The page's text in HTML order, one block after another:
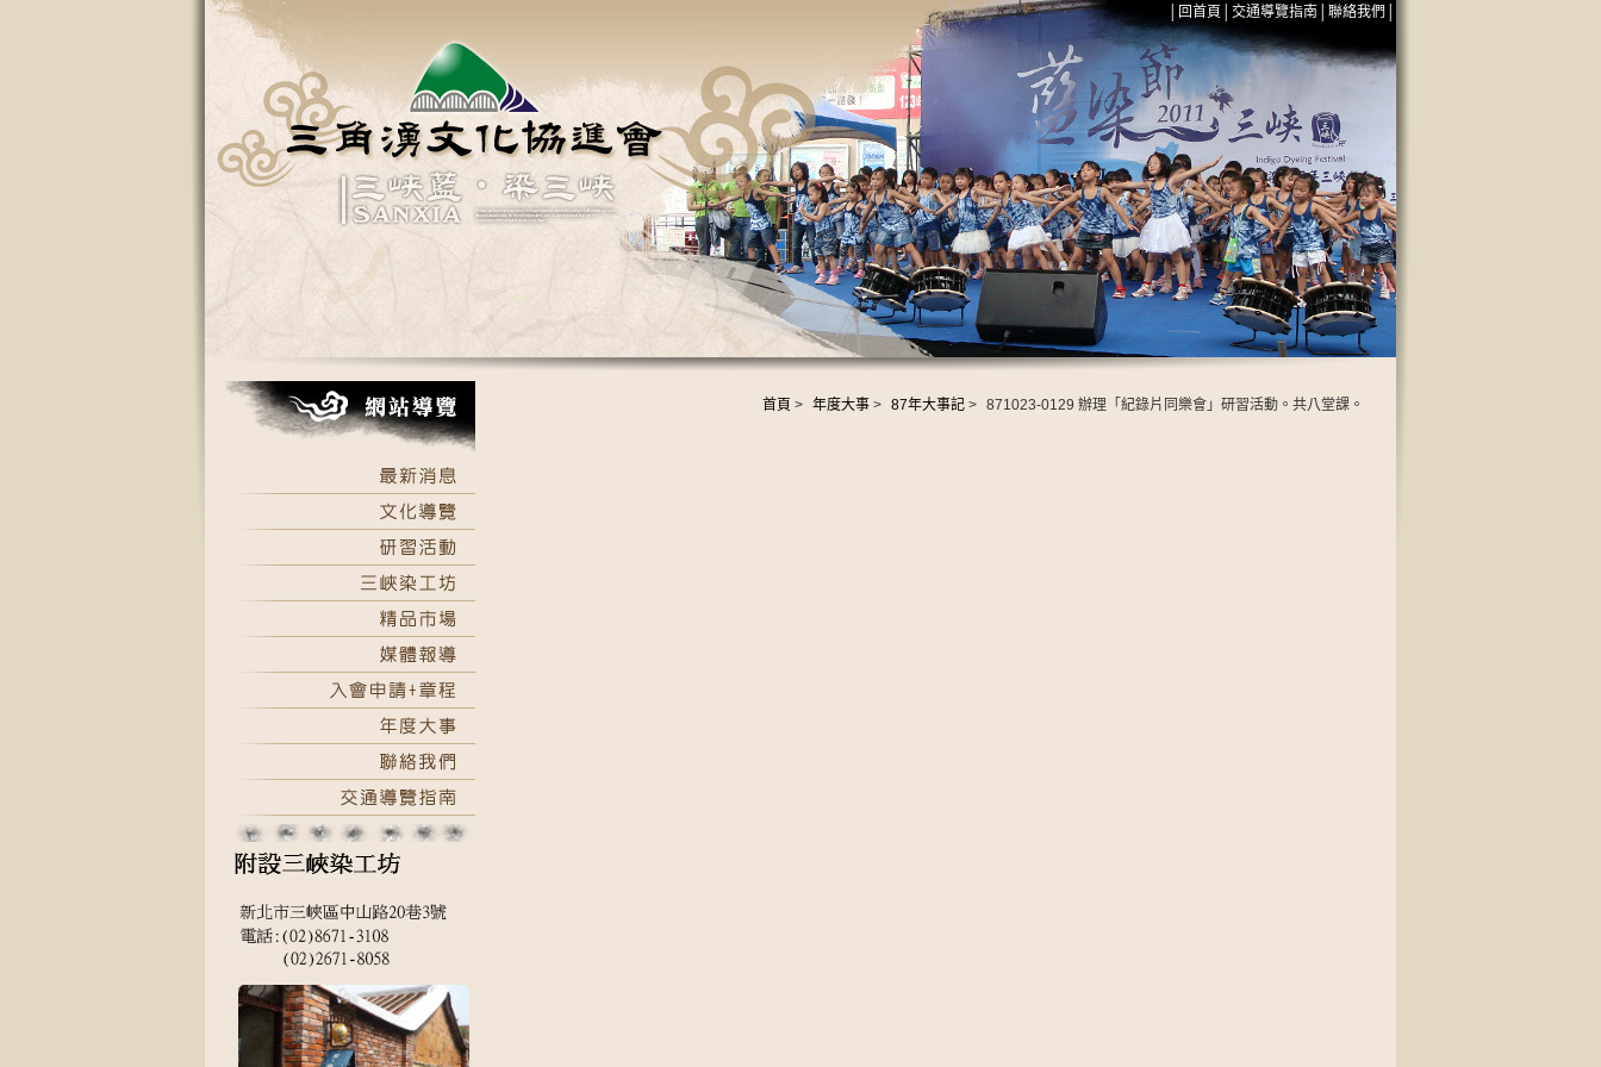
回首頁 交通導覽指南 聯絡我們
首頁 > 年度大事 > 87年大事記 > 871023-0129 辦理「紀錄片同樂會」研習活動。共八堂課。